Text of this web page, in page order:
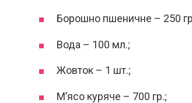
Борошно пшеничне – 250
Вода – 100 мл.;
Жовток – 1 шт.;
М’ясо куряче – 700 гр.;